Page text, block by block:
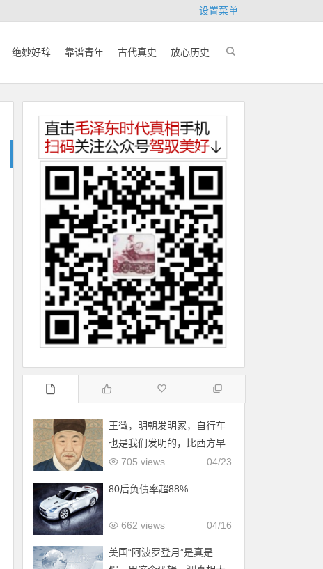
设置菜单
绝妙好辞 靠谱青年 古代真史 放心历史
王徵，明朝发明家，自行车
也是我们发明的，比西方早
了200年！
04/23
705 views
80后负债率超88%
04/16
662 views
美国“阿波罗登月”是真是